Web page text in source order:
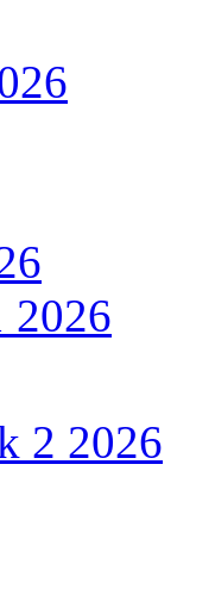
2026
2 2026